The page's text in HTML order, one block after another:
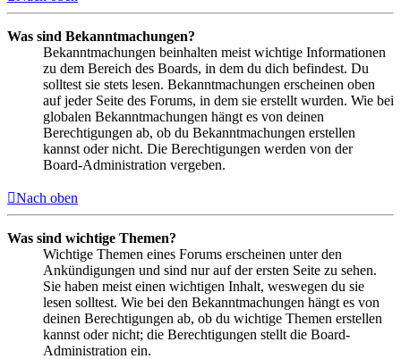
Was sind Bekanntmachungen?
Bekanntmachungen beinhalten meist wichtige Informationen
zu dem Bereich des Boards, in dem du dich befindest. Du
solltest sie stets lesen. Bekanntmachungen erscheinen oben
auf jeder Seite des Forums, in dem sie erstellt wurden. Wie bei
globalen Bekanntmachungen hängt es von deinen
Berechtigungen ab, ob du Bekanntmachungen erstellen
kannst oder nicht. Die Berechtigungen werden von der
Board-Administration vergeben.
Nach oben
Was sind wichtige Themen?
Wichtige Themen eines Forums erscheinen unter den
Ankündigungen und sind nur auf der ersten Seite zu sehen.
Sie haben meist einen wichtigen Inhalt, weswegen du sie
lesen solltest. Wie bei den Bekanntmachungen hängt es von
deinen Berechtigungen ab, ob du wichtige Themen erstellen
kannst oder nicht; die Berechtigungen stellt die Board-
Administration ein.